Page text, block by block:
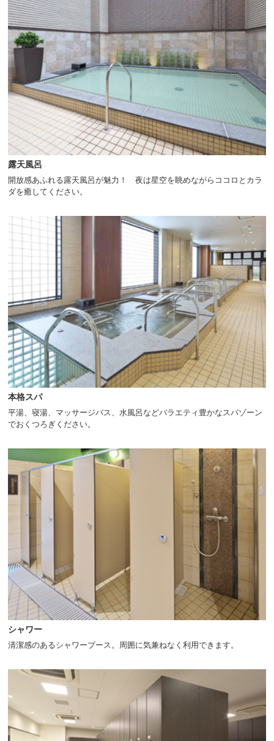
露天風呂
開放感あふれる露天風呂が魅力！ 夜は星空を眺めながらココロとカラ
ダを癒してください。
本格スパ
平湯、寝湯、マッサージバス、水風呂などバラエティ豊かなスパゾーン
でおくつろぎください。
シャワー
清潔感のあるシャワーブース。周囲に気兼ねなく利用できます。